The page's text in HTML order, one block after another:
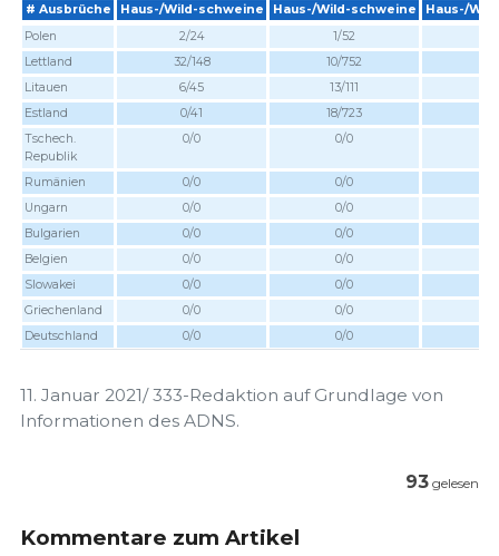
# Ausbrüche
Haus-/Wild-schweine
2014
Haus-/Wild-schweine
2015
Haus-/
# Ausbrüche
Haus-/Wild-schweine
2014
Haus-/Wild-schweine
2015
Haus-/
Polen 2/24 1/52
Lettland
32/148 10/752
Litauen
6/45 13/111
Estland
0/41 18/723
Tschech.
Republik
0/0 0/0
Rumänien 0/0 0/0
Ungarn
0/0 0/0
Bulgarien
0/0 0/0
Belgien
0/0 0/0
Slowakei
0/0 0/0
Griechenland
0/0 0/0
Deutschland
0/0 0/0
11. Januar 2021/ 333-Redaktion auf Grundlage von
Informationen des ADNS.
93 gelesen
Kommentare zum Artikel